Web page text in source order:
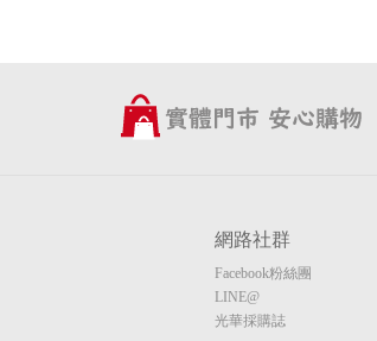
網路社群
Facebook粉絲團
LINE@
光華採購誌